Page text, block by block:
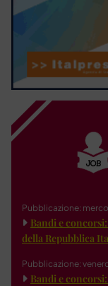
Pubblicazione:
Bandi e
della Repubblica
Pubblicazione:
Bandi e